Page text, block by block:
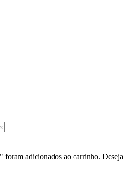
" foram adicionados ao carrinho. Deseja